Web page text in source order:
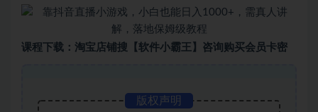
课程下载：淘宝店铺搜【软件小霸王】咨询购买会员卡密
版权声明